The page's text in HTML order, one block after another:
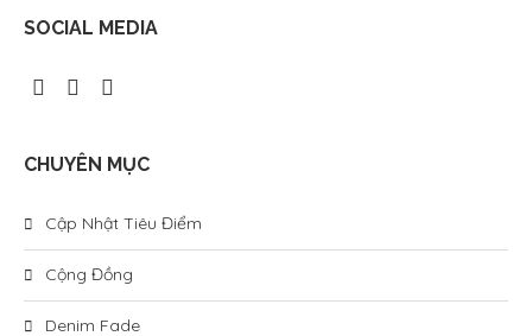
SOCIAL MEDIA
CHUYÊN MỤC
Cập Nhật Tiêu Điểm
Cộng Đồng
Denim Fade